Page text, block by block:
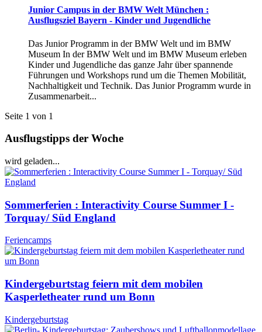
Junior Campus in der BMW Welt München :
Ausflugsziel Bayern - Kinder und Jugendliche
Das Junior Programm in der BMW Welt und im BMW
Museum In der BMW Welt und im BMW Museum erleben
Kinder und Jugendliche das ganze Jahr über spannende
Führungen und Workshops rund um die Themen Mobilität,
Nachhaltigkeit und Technik. Das Junior Programm wurde in
Zusammenarbeit...
Seite 1 von 1
Ausflugstipps der Woche
wird geladen...
Sommerferien : Interactivity Course Summer I -
Torquay/ Süd England
Feriencamps
Kindergeburtstag feiern mit dem mobilen
Kasperletheater rund um Bonn
Kindergeburtstag